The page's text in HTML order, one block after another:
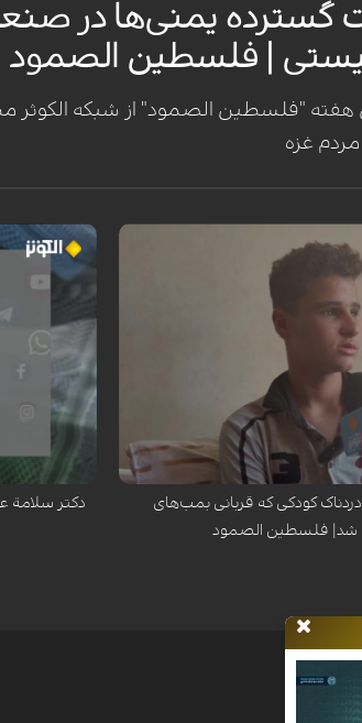
گسترده یمنی‌ها در
| فلسطين الصمود
هفته "فلسطین الصمود" از شبکه
غزه
النصیرات در نوار غزه، هنگام عبور
یک گلوله یا ماده منفجره باقیمانده
انفجار که در یک لحظه‌ی گذرا رخ داد،
ساخت؛ به طوری که منجر به قطع هر دو
و آسیب جدی به بینایی وی گردید.
بر خطر مستمر مواد منفجره
غزه.
کودکی که قربانی بمب‌های
شد| فلسطین الصمود
سلامة
توانمندی امت
این راستا،
مقابله با
دکتر سلامة